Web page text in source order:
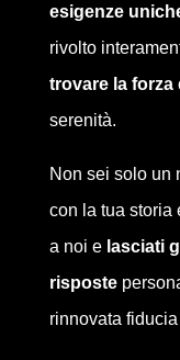
esigenze
rivolto
trovare la forza
serenità.
Non sei solo un
con la tua storia
a noi e lasciati
risposte
rinnovata